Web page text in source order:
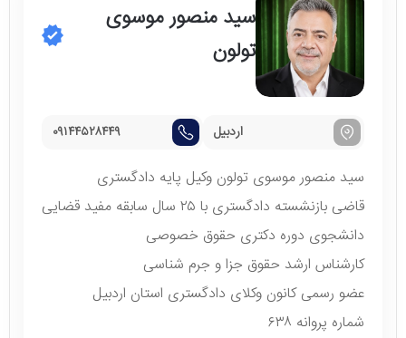
سید منصور موسوی
تولون
اردبیل ۰۹۱۴۴۵۲۸۴۴۹
سید منصور موسوی تولون وکیل پایه دادگستری
قاضی بازنشسته دادگستری با ۲۵ سال سابقه مفید قضایی
دانشجوی دوره دکتری حقوق خصوصی
کارشناس ارشد حقوق جزا و جرم شناسی
عضو رسمی کانون وکلای دادگستری استان اردبیل
شماره پروانه ۶۳۸